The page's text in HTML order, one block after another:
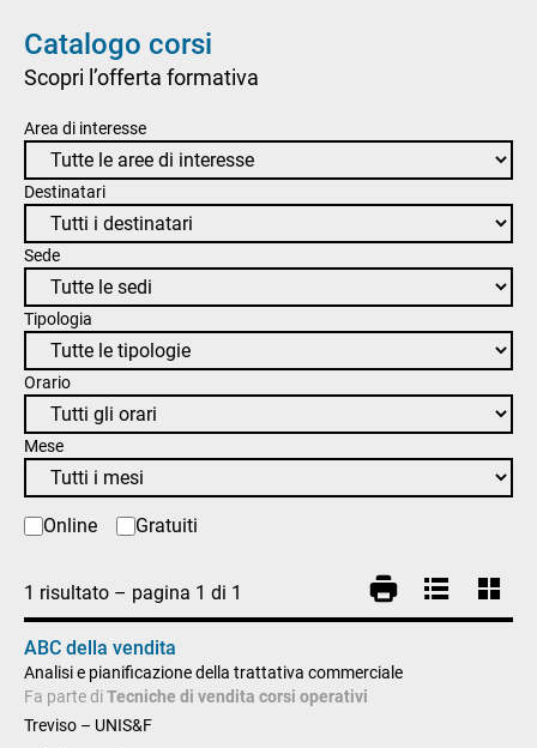
Catalogo corsi
Scopri l’offerta formativa
Area di interesse
Destinatari
Sede
Tipologia
Orario
Mese
Online Gratuiti
1 risultato – pagina 1 di 1
ABC della vendita
Analisi e pianificazione della trattativa commerciale
Fa parte diTecniche di vendita corsi operativi
Treviso – UNIS&F